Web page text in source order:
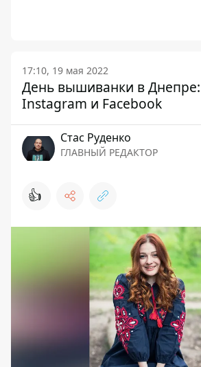
17:10, 19 мая 2022
День вышиванки в
Instagram и Facebook
Стаc Руденко
ГЛАВНЫЙ РЕДАКТОР
👍